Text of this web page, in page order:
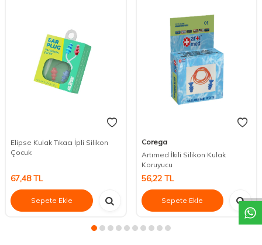
Elipse Kulak Tıkacı İpli Silikon
Çocuk
67,48TL
Sepete Ekle
Corega
Artımed İkili Silikon Kulak
Koruyucu
56,22TL
Sepete Ekle